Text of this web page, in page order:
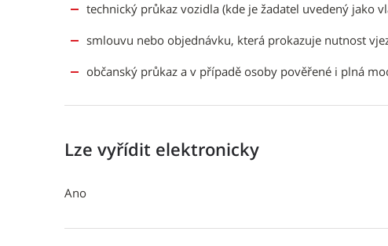
technický průkaz vozidla (kde je žadatel uvedený jako
smlouvu nebo objednávku, která prokazuje nutnost
občanský průkaz a v případě osoby pověřené i plná
Lze vyřídit elektronicky
Ano